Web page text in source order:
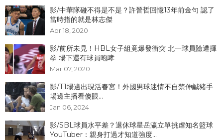
影/中華隊碰不得是不是？許晉哲回憶13年前金句 認了
當時指的就是林志傑
Apr 18, 2020
影/前所未見！HBL女子組竟爆發衝突 北一球員險遭揮
拳 場下還有球員咆哮
Mar 07, 2020
影/T1場邊出現活春宮！外國男球迷情不自禁伸鹹豬手
場邊主播看傻眼...
Jan 06, 2024
影/SBL球員水平差？退休球星岳瀛立單挑虐知名籃球
YouTuber：親身打過才知道強度...